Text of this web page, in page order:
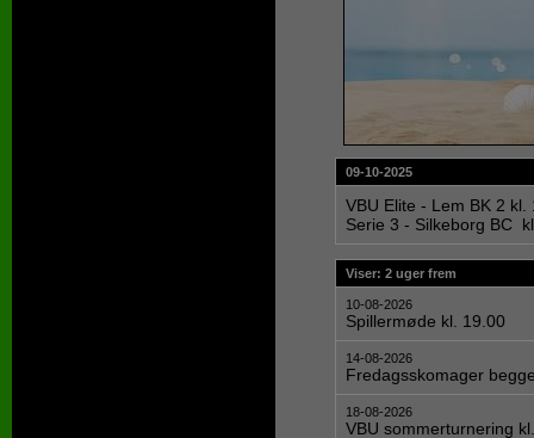
09-10-2025
VBU Elite - Lem BK 2
Serie 3 - Silkeborg BC
Viser: 2 uger frem
10-08-2026
Spillermøde kl. 19.00
14-08-2026
Fredagsskomager
18-08-2026
VBU sommerturnering